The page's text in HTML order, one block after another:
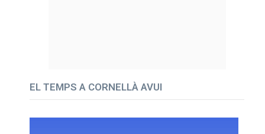
EL TEMPS A CORNELLÀ AVUI